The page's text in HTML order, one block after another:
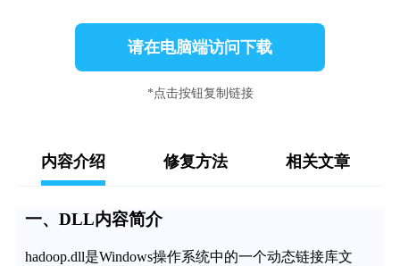
请在电脑端访问下载
*点击按钮复制链接
内容介绍 修复方法 相关文章
一、DLL内容简介
hadoop.dll是Windows操作系统中的一个动态链接库文